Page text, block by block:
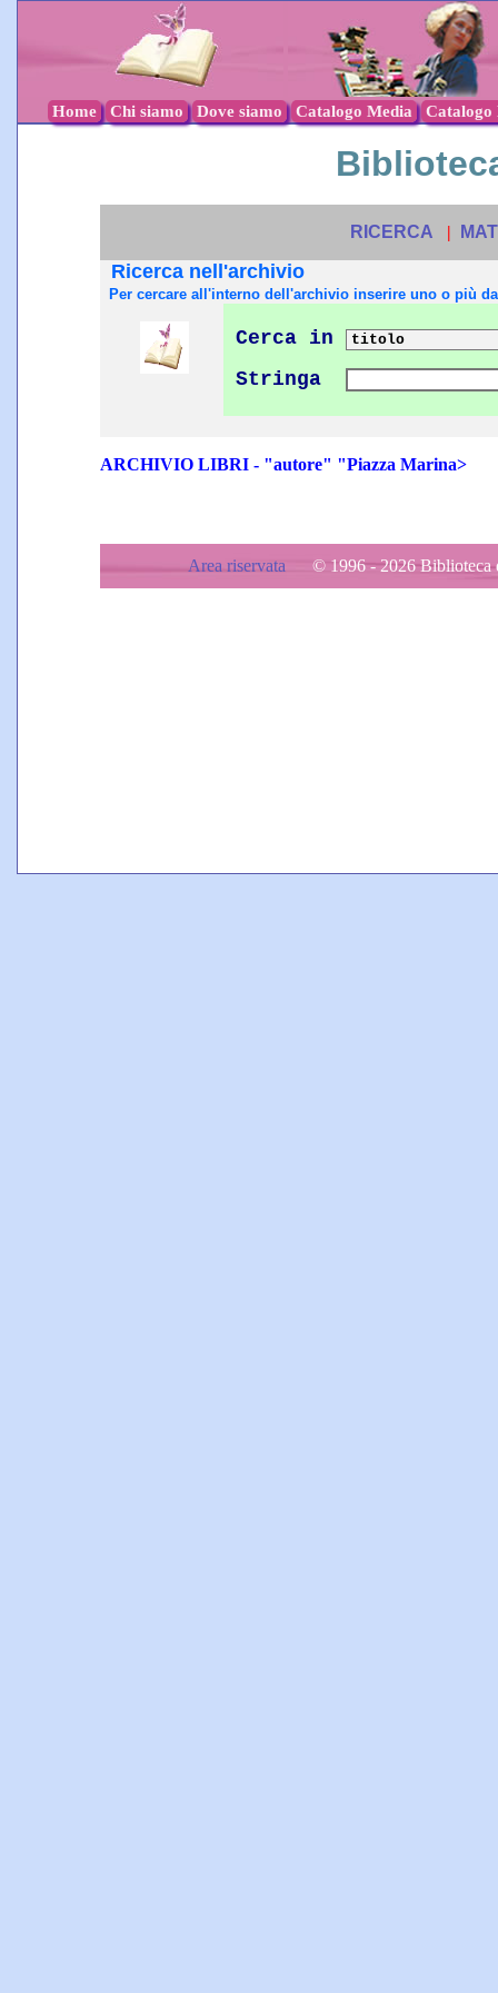
Home Chi siamo Dove siamo Catalogo Media Catalogo
RICERCA |
Ricerca nell'archivio
Per cercare all'interno dell'archivio inserire uno o più
Cerca in
Stringa
ARCHIVIO LIBRI - "autore" "Piazza Marina>
Area riservata © 1996 - 2026 Biblioteca